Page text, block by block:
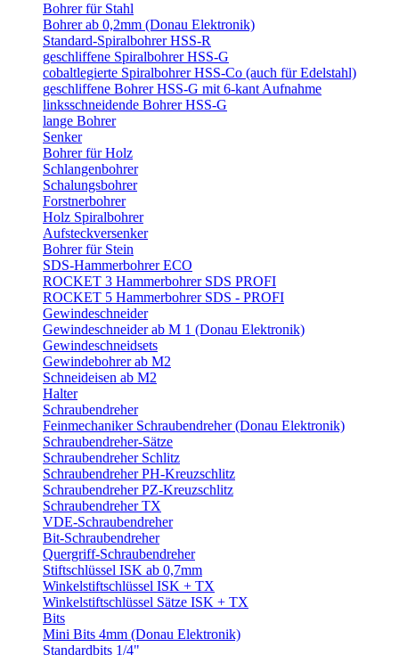
Bohrer für Stahl
Bohrer ab 0,2mm (Donau Elektronik)
Standard-Spiralbohrer HSS-R
geschliffene Spiralbohrer HSS-G
cobaltlegierte Spiralbohrer HSS-Co (auch für Edelstahl)
geschliffene Bohrer HSS-G mit 6-kant Aufnahme
linksschneidende Bohrer HSS-G
lange Bohrer
Senker
Bohrer für Holz
Schlangenbohrer
Schalungsbohrer
Forstnerbohrer
Holz Spiralbohrer
Aufsteckversenker
Bohrer für Stein
SDS-Hammerbohrer ECO
ROCKET 3 Hammerbohrer SDS PROFI
ROCKET 5 Hammerbohrer SDS - PROFI
Gewindeschneider
Gewindeschneider ab M 1 (Donau Elektronik)
Gewindeschneidsets
Gewindebohrer ab M2
Schneideisen ab M2
Halter
Schraubendreher
Feinmechaniker Schraubendreher (Donau Elektronik)
Schraubendreher-Sätze
Schraubendreher Schlitz
Schraubendreher PH-Kreuzschlitz
Schraubendreher PZ-Kreuzschlitz
Schraubendreher TX
VDE-Schraubendreher
Bit-Schraubendreher
Quergriff-Schraubendreher
Stiftschlüssel ISK ab 0,7mm
Winkelstiftschlüssel ISK + TX
Winkelstiftschlüssel Sätze ISK + TX
Bits
Mini Bits 4mm (Donau Elektronik)
Standardbits 1/4"